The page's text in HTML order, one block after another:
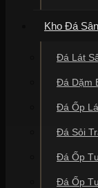
Kho Đá
Đá Lát
Đá Dặm
Đá Ốp
Đá Sỏi
Đá Ốp
Đá Ốp